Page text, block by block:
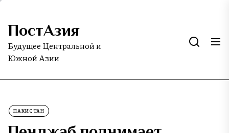
Skip
the
content
ПостАзия
Будущее Центральной и
Южной Азии
ПАКИСТАН